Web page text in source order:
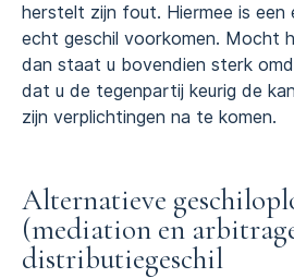
herstelt zijn fout. Hiermee is een
echt geschil voorkomen. Mocht
dan staat u bovendien sterk
dat u de tegenpartij keurig de
zijn verplichtingen na te komen.
Alternatieve
(mediation en
distributiegeschil